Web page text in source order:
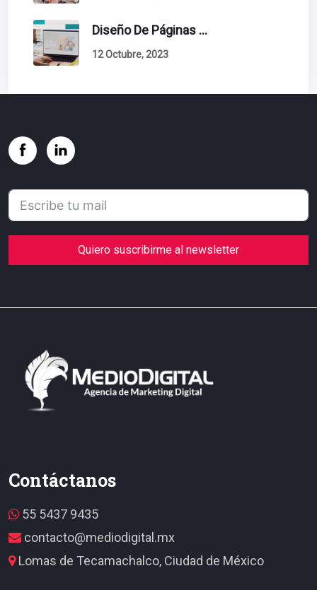
Diseño De Páginas Web. Esto Debe Tener Un Sitio Exitoso.
12 Octubre, 2023
Quiero suscribirme al newsletter
Contáctanos
55 5437 9435
contacto@mediodigital.mx
Lomas de Tecamachalco, Ciudad de México